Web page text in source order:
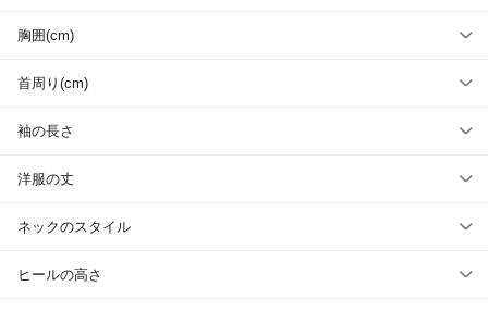
胸囲(cm)
首周り(cm)
袖の長さ
洋服の丈
ネックのスタイル
ヒールの高さ